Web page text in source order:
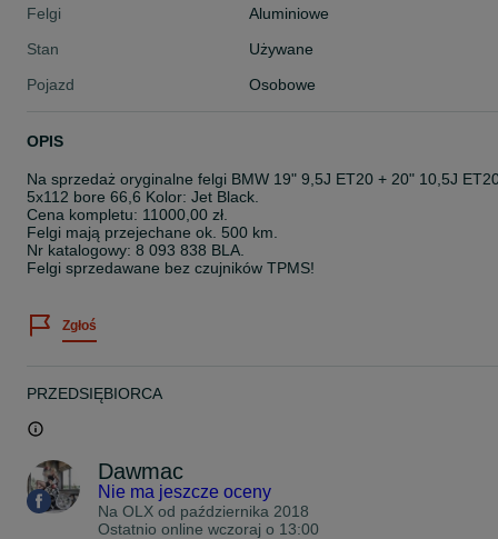
Felgi
Aluminiowe
Stan
Używane
Pojazd
Osobowe
OPIS
Na sprzedaż oryginalne felgi BMW 19" 9,5J ET20 + 20" 10,5J
5x112 bore 66,6 Kolor: Jet Black.
Cena kompletu: 11000,00 zł.
Felgi mają przejechane ok. 500 km.
Nr katalogowy: 8 093 838 BLA.
Felgi sprzedawane bez czujników TPMS!
Zgłoś
PRZEDSIĘBIORCA
Dawmac
Nie ma jeszcze oceny
Na OLX od października 2018
Ostatnio online wczoraj o 13:00